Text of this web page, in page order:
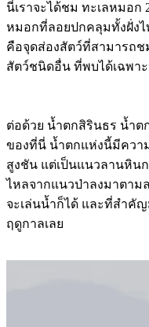
นี่เราจะได้ชม ทะเลหมอ
หมอกที่ลอยปกคลุมทั้งฝั่งไ
คือจุดส่องสัตว์ที่สามารถช
สัตว์ชนิดอื่น ที่พบได้เฉพ
ต่อด้วย น้ำตกสิรินธร น้ำต
ของที่นี่ น้ำตกแห่งนี้มีควา
สูงชัน แต่เป็นแนวลานหิน
ไหลจากแนวป่าลงมาตาม
จะเล่นน้ำก็ได้ และที่สำคั
ฤดูกาลเลย